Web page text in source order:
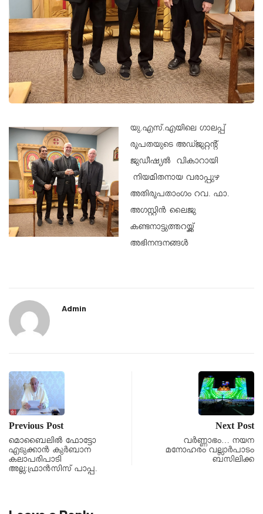
യു.എസ്.എയിലെ ഗാലപ്പ്
രൂപതയുടെ അഡ്‌ജുറ്റന്റ്
ജുഡീഷ്യൽ വികാറായി
നിയമിതനായ വരാപ്പുഴ
അതിരൂപതാംഗം റവ. ഫാ.
അഗസ്റ്റിൻ ലൈജു
കണ്ടനാട്ടുത്തറയ്ക്ക്
അഭിനന്ദനങ്ങൾ
Admin
Previous Post
മൊബൈലിൽ ഫോട്ടോ
എടുക്കാൻ കുർബാന
കലാപരിപാടി
അല്ല:ഫ്രാൻസിസ് പാപ്പ.
Next Post
വർണ്ണാഭം… നയന
മനോഹരം വല്ലാർപാടം
ബസിലിക്ക